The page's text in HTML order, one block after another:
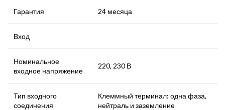
Гарантия 24 месяца
Вход
Номинальное
входное напряжение
220, 230 В
Тип входного
соединения
Клеммный терминал: одна фаза,
нейтраль и заземление